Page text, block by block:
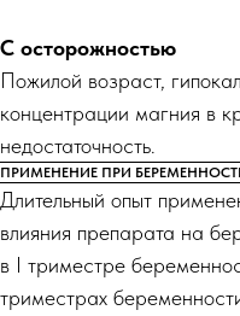
С осторожностью
Пожилой возраст,
концентрации магния в
недостаточность.
ПРИМЕНЕНИЕ ПРИ
Длительный опыт
влияния препарата на
в I триместре
триместрах